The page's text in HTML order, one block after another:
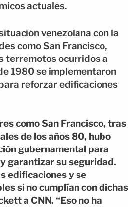
actuales.
venezolana con la
como San Francisco,
terremotos ocurridos a
1980 se implementaron
reforzar edificaciones
como San Francisco, tras
de los años 80, hubo
gubernamental para
garantizar su seguridad.
edificaciones y se
si no cumplían con dichas
a CNN. “Eso no ha